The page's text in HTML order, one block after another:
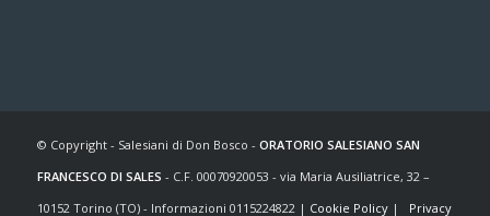
© Copyright - Salesiani di Don Bosco - ORATORIO SALESIANO SAN
FRANCESCO DI SALES - C.F. 00070920053 - via Maria Ausiliatrice, 32 –
10152 Torino (TO) - Informazioni 0115224822 | Cookie Policy| Privacy